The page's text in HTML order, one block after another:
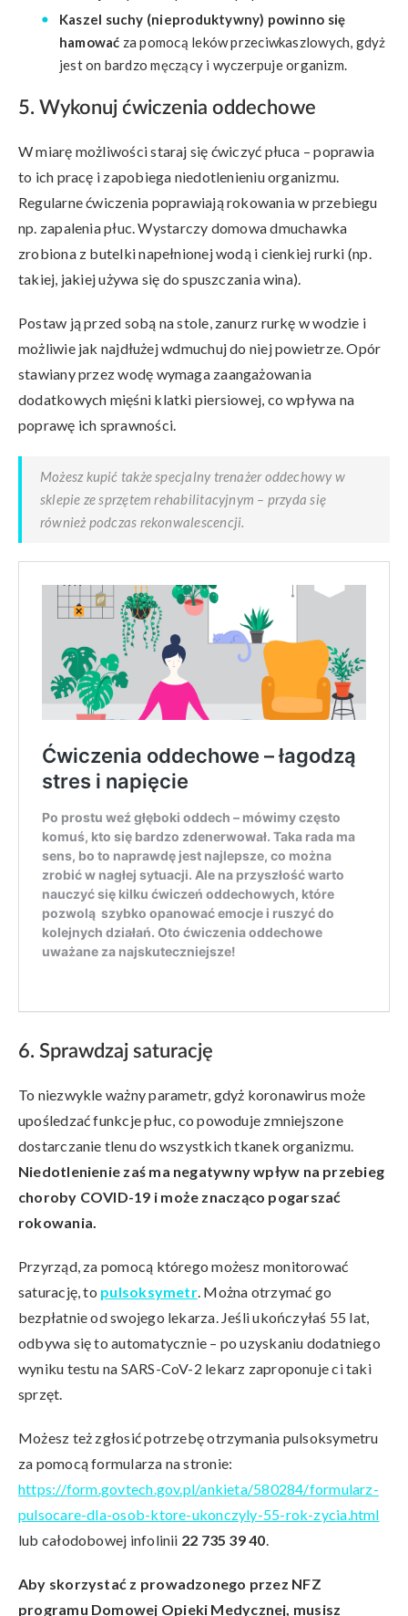
Kaszel suchy (nieproduktywny) powinno się
hamować za pomocą leków przeciwkaszlowych, gdyż
jest on bardzo męczący i wyczerpuje organizm.
5. Wykonuj ćwiczenia oddechowe
W miarę możliwości staraj się ćwiczyć płuca – poprawia
to ich pracę i zapobiega niedotlenieniu organizmu.
Regularne ćwiczenia poprawiają rokowania w przebiegu
np. zapalenia płuc. Wystarczy domowa dmuchawka
zrobiona z butelki napełnionej wodą i cienkiej rurki (np.
takiej, jakiej używa się do spuszczania wina).
Postaw ją przed sobą na stole, zanurz rurkę w wodzie i
możliwie jak najdłużej wdmuchuj do niej powietrze. Opór
stawiany przez wodę wymaga zaangażowania
dodatkowych mięśni klatki piersiowej, co wpływa na
poprawę ich sprawności.
Możesz kupić także specjalny trenażer oddechowy w
sklepie ze sprzętem rehabilitacyjnym – przyda się
również podczas rekonwalescencji.
6. Sprawdzaj saturację
To niezwykle ważny parametr, gdyż koronawirus może
upośledzać funkcje płuc, co powoduje zmniejszone
dostarczanie tlenu do wszystkich tkanek organizmu.
Niedotlenienie zaś ma negatywny wpływ na przebieg
choroby COVID-19 i może znacząco pogarszać
rokowania.
Przyrząd, za pomocą którego możesz monitorować
saturację, to pulsoksymetr. Można otrzymać go
bezpłatnie od swojego lekarza. Jeśli ukończyłaś 55 lat,
odbywa się to automatycznie – po uzyskaniu dodatniego
wyniku testu na SARS-CoV-2 lekarz zaproponuje ci taki
sprzęt.
Możesz też zgłosić potrzebę otrzymania pulsoksymetru
za pomocą formularza na stronie:
https://form.govtech.gov.pl/ankieta/580284/formularz-
pulsocare-dla-osob-ktore-ukonczyly-55-rok-zycia.html
lub całodobowej infolinii 22 735 39 40.
Aby skorzystać z prowadzonego przez NFZ
programu Domowej Opieki Medycznej, musisz